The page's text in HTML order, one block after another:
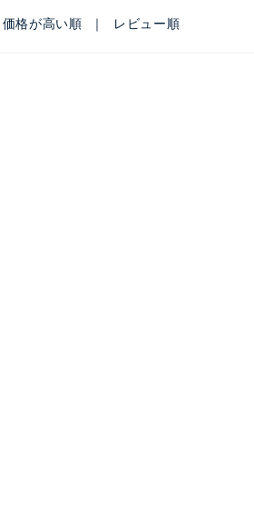
価格が高い順 レビュー順